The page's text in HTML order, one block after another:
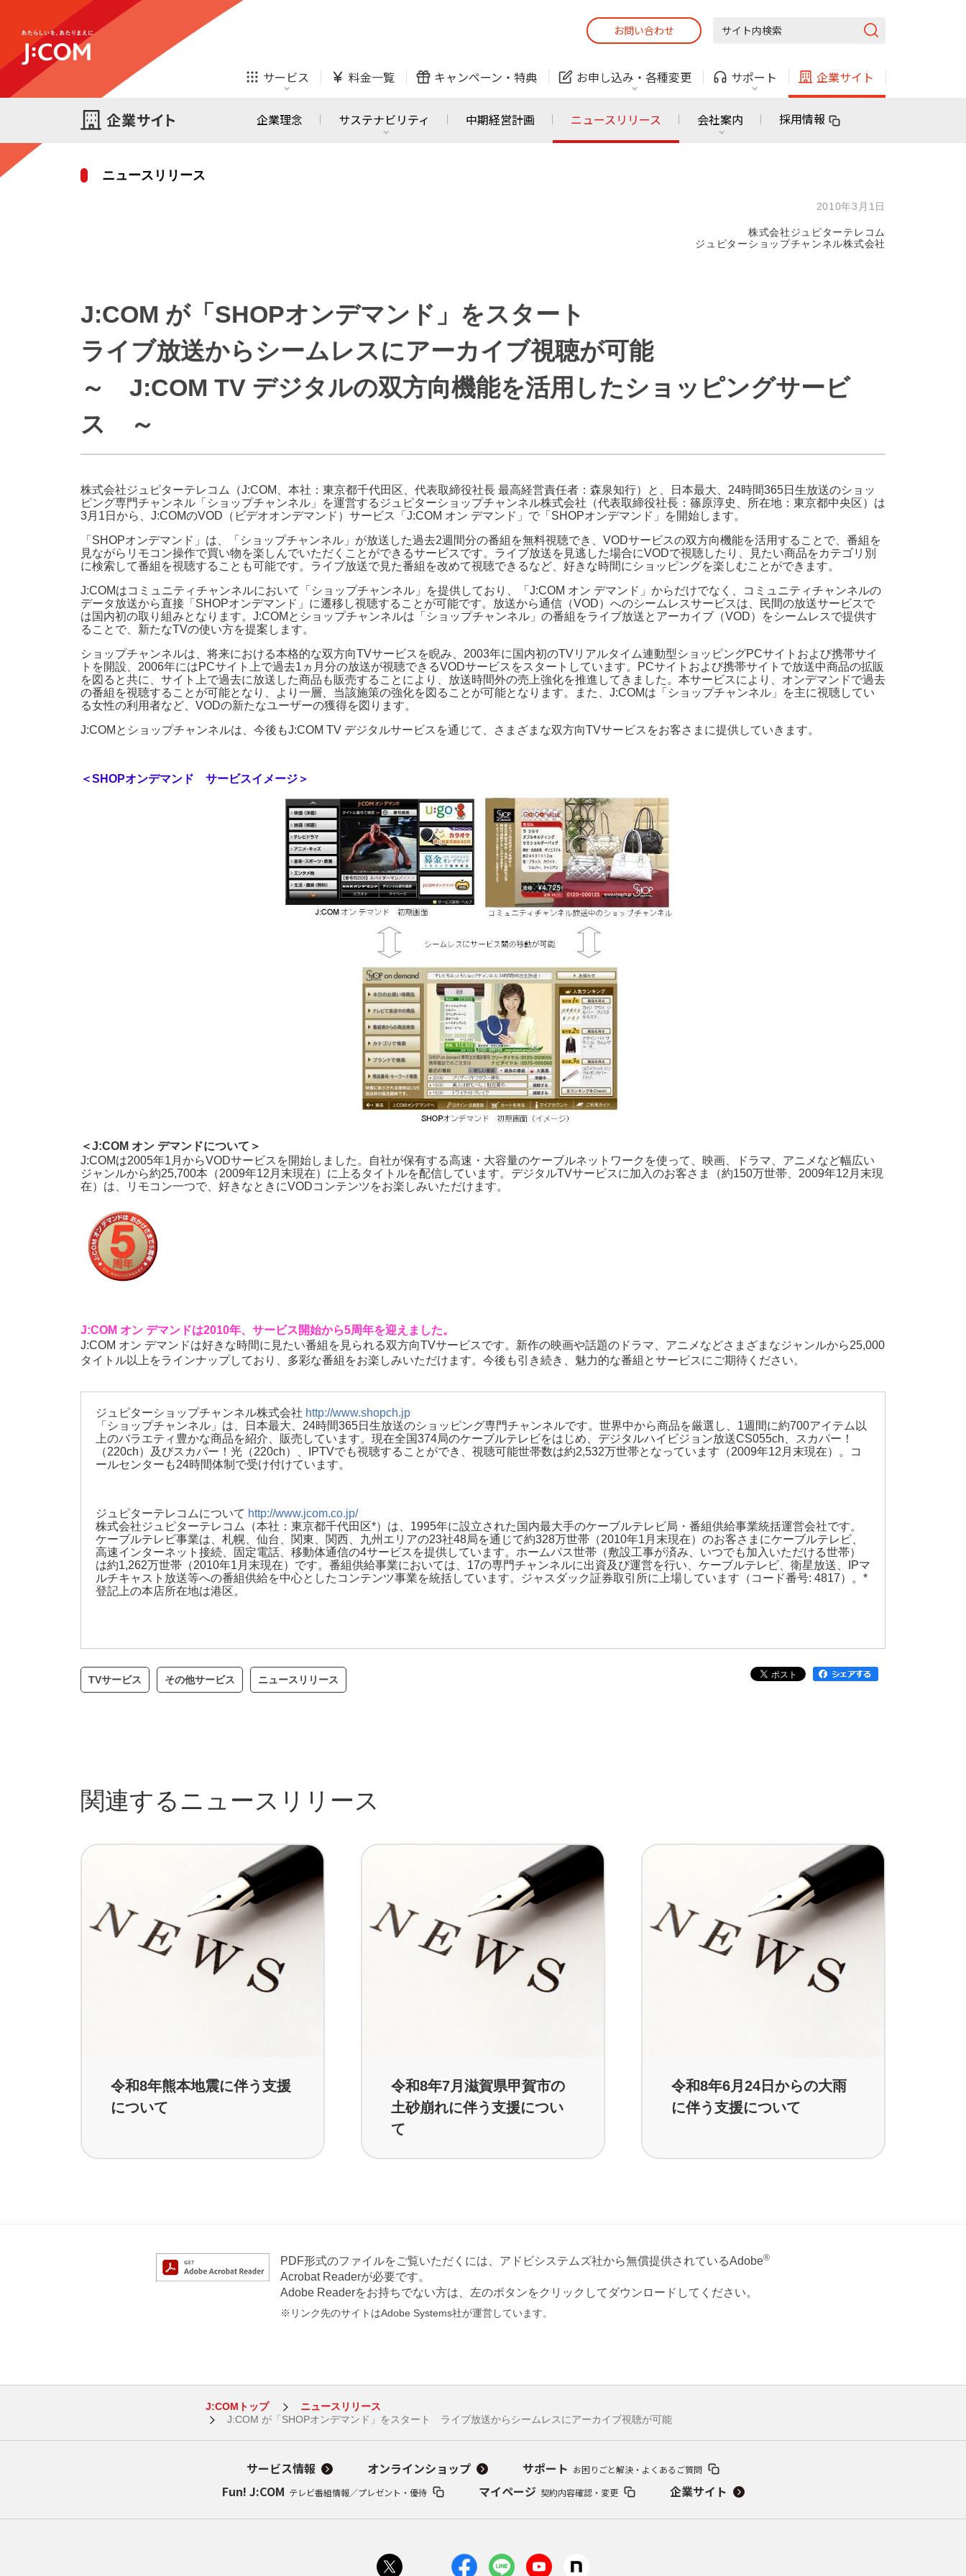
お問い合わせ
サービス 料金一覧 キャンペーン・ 特典 お申し込み・ 各種変更 サポート 企業サイト
ガス
利用できる物件も！
対応エリア・物件をご案内
ガス
J:COM STREAM えんかくサポート
おうちサポート
防災情報サービス
自転車生活サポート
WiMAX
各種お手続き
パーソナルID 料金・支払い
加入特典
テレビ でんき 固定電話
ほけん ローン 防犯カメラ
法人・自治体向けサービス
企業理念 サステナビリティ 中期経営計画 ニュースリリース 会社案内 採用情報
ニュースリリース
2010年3月1日
株式会社ジュピターテレコム
ジュピターショップチャンネル株式会社
J:COM が「SHOPオンデマンド」をスタート
ライブ放送からシームレスにアーカイブ視聴が可能
～ J:COM TV デジタルの双方向機能を活用したショッピングサービ
ス ～
株式会社ジュピターテレコム（J:COM、本社：東京都千代田区、代表取締役社長 最高経営責任者：森泉知行）と、日本最大、24時間365日生放送のショッ
ピング専門チャンネル「ショップチャンネル」を運営するジュピターショップチャンネル株式会社（代表取締役社長：篠原淳史、所在地：東京都中央区）は
3月1日から、J:COMのVOD（ビデオオンデマンド）サービス「J:COM オン デマンド」で「SHOPオンデマンド」を開始します。
「SHOPオンデマンド」は、「ショップチャンネル」が放送した過去2週間分の番組を無料視聴でき、VODサービスの双方向機能を活用することで、番組を
見ながらリモコン操作で買い物を楽しんでいただくことができるサービスです。ライブ放送を見逃した場合にVODで視聴したり、見たい商品をカテゴリ別
に検索して番組を視聴することも可能です。ライブ放送で見た番組を改めて視聴できるなど、好きな時間にショッピングを楽しむことができます。
J:COMはコミュニティチャンネルにおいて「ショップチャンネル」を提供しており、「J:COM オン デマンド」からだけでなく、コミュニティチャンネルの
データ放送から直接「SHOPオンデマンド」に遷移し視聴することが可能です。放送から通信（VOD）へのシームレスサービスは、民間の放送サービスで
は国内初の取り組みとなります。J:COMとショップチャンネルは「ショップチャンネル」の番組をライブ放送とアーカイブ（VOD）をシームレスで提供す
ることで、新たなTVの使い方を提案します。
ショップチャンネルは、将来における本格的な双方向TVサービスを睨み、2003年に国内初のTVリアルタイム連動型ショッピングPCサイトおよび携帯サイ
トを開設、2006年にはPCサイト上で過去1ヵ月分の放送が視聴できるVODサービスをスタートしています。PCサイトおよび携帯サイトで放送中商品の拡販
を図ると共に、サイト上で過去に放送した商品も販売することにより、放送時間外の売上強化を推進してきました。本サービスにより、オンデマンドで過去
の番組を視聴することが可能となり、より一層、当該施策の強化を図ることが可能となります。また、J:COMは「ショップチャンネル」を主に視聴してい
る女性の利用者など、VODの新たなユーザーの獲得を図ります。
J:COMとショップチャンネルは、今後もJ:COM TV デジタルサービスを通じて、さまざまな双方向TVサービスをお客さまに提供していきます。
＜SHOPオンデマンド サービスイメージ＞
＜J:COM オン デマンドについて＞
J:COMは2005年1月からVODサービスを開始しました。自社が保有する高速・大容量のケーブルネットワークを使って、映画、ドラマ、アニメなど幅広い
ジャンルから約25,700本（2009年12月末現在）に上るタイトルを配信しています。デジタルTVサービスに加入のお客さま（約150万世帯、2009年12月末現
在）は、リモコン一つで、好きなときにVODコンテンツをお楽しみいただけます。
J:COM オン デマンドは2010年、サービス開始から5周年を迎えました。
J:COM オン デマンドは好きな時間に見たい番組を見られる双方向TVサービスです。新作の映画や話題のドラマ、アニメなどさまざまなジャンルから25,000
タイトル以上をラインナップしており、多彩な番組をお楽しみいただけます。今後も引き続き、魅力的な番組とサービスにご期待ください。
ジュピターショップチャンネル株式会社 http://www.shopch.jp
「ショップチャンネル」は、日本最大、24時間365日生放送のショッピング専門チャンネルです。世界中から商品を厳選し、1週間に約700アイテム以
上のバラエティ豊かな商品を紹介、販売しています。現在全国374局のケーブルテレビをはじめ、デジタルハイビジョン放送CS055ch、スカパー！
（220ch）及びスカパー！光（220ch）、IPTVでも視聴することができ、視聴可能世帯数は約2,532万世帯となっています（2009年12月末現在）。コ
ールセンターも24時間体制で受け付けています。
ジュピターテレコムについて http://www.jcom.co.jp/
株式会社ジュピターテレコム（本社：東京都千代田区*）は、1995年に設立された国内最大手のケーブルテレビ局・番組供給事業統括運営会社です。
ケーブルテレビ事業は、札幌、仙台、関東、関西、九州エリアの23社48局を通じて約328万世帯（2010年1月末現在）のお客さまにケーブルテレビ、
高速インターネット接続、固定電話、移動体通信の4サービスを提供しています。ホームパス世帯（敷設工事が済み、いつでも加入いただける世帯）
は約1,262万世帯（2010年1月末現在）です。番組供給事業においては、17の専門チャンネルに出資及び運営を行い、ケーブルテレビ、衛星放送、IPマ
ルチキャスト放送等への番組供給を中心としたコンテンツ事業を統括しています。ジャスダック証券取引所に上場しています（コード番号: 4817）。*
登記上の本店所在地は港区。
TVサービス その他サービス ニュースリリース
関連するニュースリリース
令和8年熊本地震に伴う支援
について
令和8年7月滋賀県甲賀市の
土砂崩れに伴う支援につい
て
令和8年6月24日からの大雨
に伴う支援について
PDF形式のファイルをご覧いただくには、アドビシステムズ社から無償提供されているAdobe®
Acrobat Readerが必要です。
Adobe Readerをお持ちでない方は、左のボタンをクリックしてダウンロードしてください。
※リンク先のサイトはAdobe Systems社が運営しています。
J:COMトップ
ニュースリリース
J:COM が「SHOPオンデマンド」をスタート ライブ放送からシームレスにアーカイブ視聴が可能
サービス情報 オンラインショップ サポート お困りごと解決・よくあるご質問
Fun! J:COM テレビ番組情報／プレゼント・優待 マイページ 契約内容確認・変更 企業サイト